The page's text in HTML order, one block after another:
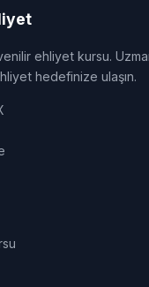
ehliyet kursu.
hedefinize ulaşın.